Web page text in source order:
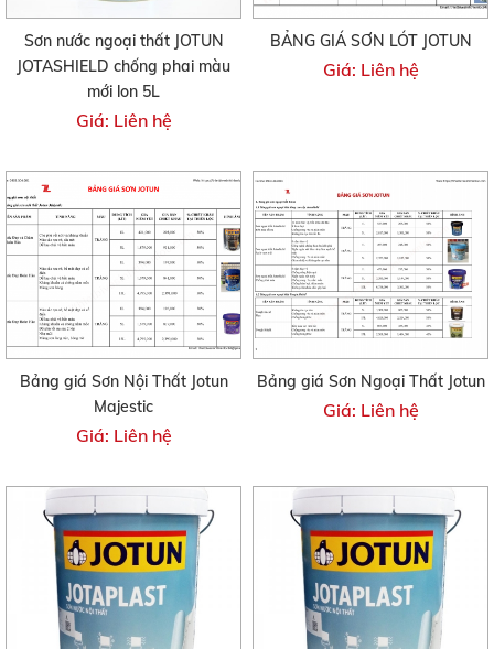
Sơn nước ngoại thất JOTUN
JOTASHIELD chống phai màu
mới lon 5L
Giá: Liên hệ
BẢNG GIÁ SƠN LÓT JOTUN
Giá: Liên hệ
Bảng giá Sơn Nội Thất Jotun
Majestic
Giá: Liên hệ
Bảng giá Sơn Ngoại Thất Jotun
Giá: Liên hệ